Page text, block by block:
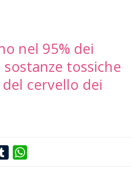
nel 95% dei
tossiche
cervello dei
Tumblr